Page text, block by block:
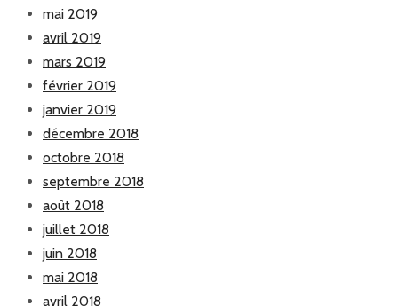
mai 2019
avril 2019
mars 2019
février 2019
janvier 2019
décembre 2018
octobre 2018
septembre 2018
août 2018
juillet 2018
juin 2018
mai 2018
avril 2018